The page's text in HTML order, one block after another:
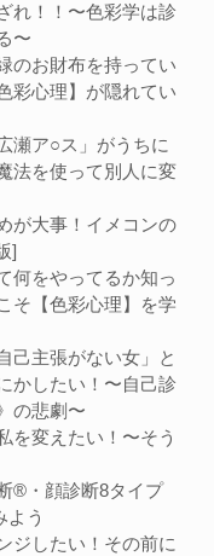
れ！！〜色彩学は診
〜
のお財布を持ってい
彩心理】が隠れてい
瀬ア○ス」がうちに
法を使って別人に変
が大事！イメコンの
]
何をやってるか知っ
そ【色彩心理】を学
己主張がない女」と
かしたい！〜自己診
の悲劇〜
を変えたい！〜そう
®︎・顔診断8タイプ
よう
ジしたい！その前に